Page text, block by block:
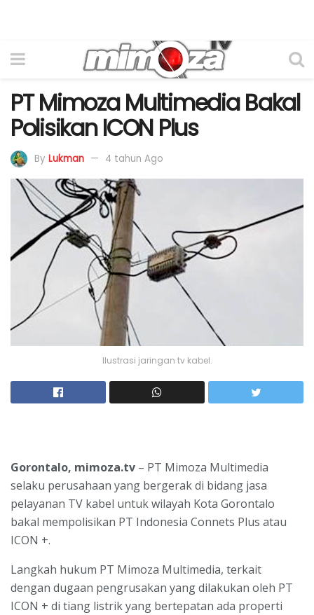
PT Mimoza Multimedia Bakal
Polisikan ICON Plus
By Lukman 4 tahun Ago
Ilustrasi jaringan tv kabel.
Gorontalo, mimoza.tv – PT Mimoza Multimedia
selaku perusahaan yang bergerak di bidang jasa
pelayanan TV kabel untuk wilayah Kota Gorontalo
bakal mempolisikan PT Indonesia Connets Plus atau
ICON +.
Langkah hukum PT Mimoza Multimedia, terkait
dengan dugaan pengrusakan yang dilakukan oleh PT
ICON + di tiang listrik yang bertepatan ada properti